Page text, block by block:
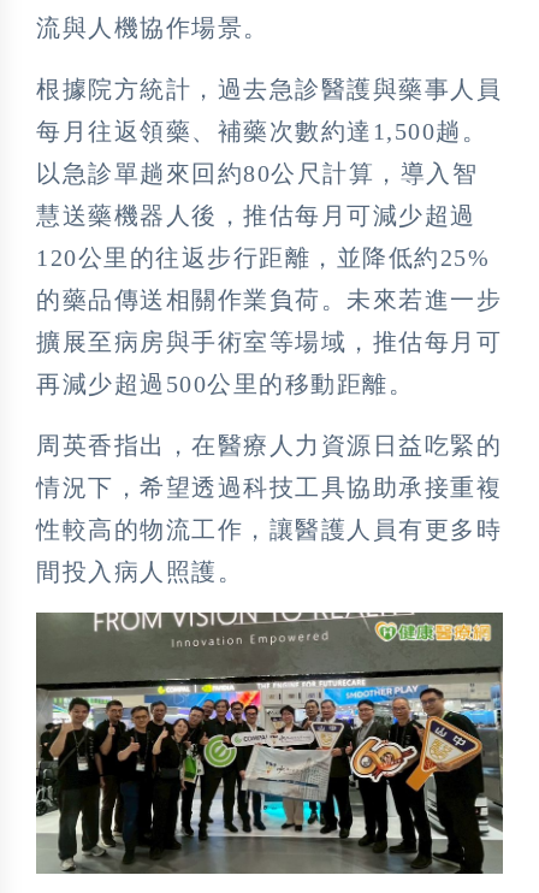
流與人機協作場景。
根據院方統計，過去急診醫護與藥事人員
每月往返領藥、補藥次數約達1,500趟。
以急診單趟來回約80公尺計算，導入智
慧送藥機器人後，推估每月可減少超過
120公里的往返步行距離，並降低約25%
的藥品傳送相關作業負荷。未來若進一步
擴展至病房與手術室等場域，推估每月可
再減少超過500公里的移動距離。
周英香指出，在醫療人力資源日益吃緊的
情況下，希望透過科技工具協助承接重複
性較高的物流工作，讓醫護人員有更多時
間投入病人照護。